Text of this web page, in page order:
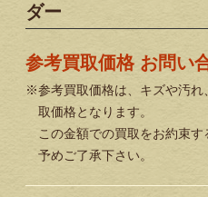
ダー
参考買取価格 お問い
※参考買取価格は、キズや汚れ
取価格となります。
この金額での買取をお約束す
予めご了承下さい。